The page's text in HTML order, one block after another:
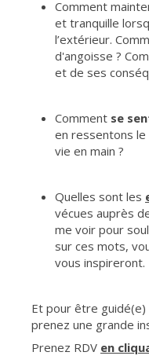
Comment
et tranquille
l’extérieur.
d'angoisse ?
et de ses
Comment se
en ressentons
vie en main ?
Quelles sont les
vécues auprès
me voir pour
sur ces mots,
vous inspireront.
Et pour être
prenez une grande
Prenez RDV en